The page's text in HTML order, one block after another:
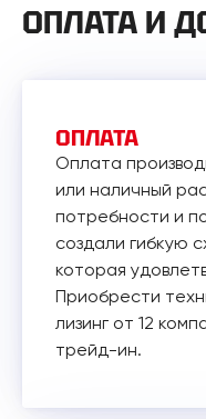
ОПЛАТА И
ОПЛАТА
Оплата
или наличный
потребности и
создали гибкую
которая
Приобрести
лизинг от 12
трейд-ин.